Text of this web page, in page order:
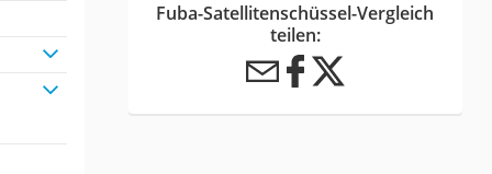
Fuba-Satellitenschüssel-Vergleich
teilen: